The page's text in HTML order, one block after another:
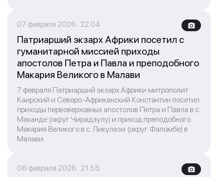
07 февраля 2026 22:04
Патриарший экзарх Африки посетил с
гуманитарной миссией приходы
апостолов Петра и Павла и преподобного
Макария Великого в Малави
7 февраля Патриарший экзарх Африки митрополит
Каирский и Северо-Африканский Константин посетил
приходы первоверховных апостолов Петра и Павла в с.
Маканде (округ Чирадзулу) и приход преподобного
Макария Великого в с. Ликулези (округ Фаломбе) в
Малави.
06 февраля 2026 21:55